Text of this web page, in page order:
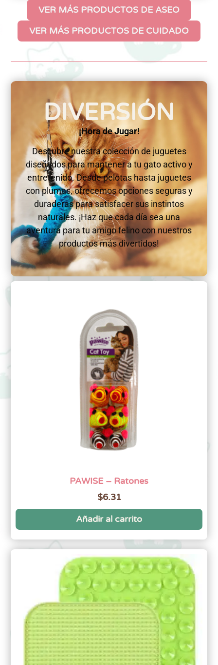
VER MÁS PRODUCTOS DE ASEO
VER MÁS PRODUCTOS DE CUIDADO
DIVERSIÓN
¡Hora de Jugar!
Descubre nuestra colección de juguetes
diseñados para mantener a tu gato activo y
entretenido. Desde pelotas hasta juguetes
con plumas, ofrecemos opciones seguras y
duraderas para satisfacer sus instintos
naturales. ¡Haz que cada día sea una
aventura para tu amigo felino con nuestros
productos más divertidos!
PAWISE – Ratones
$6.31
Añadir al carrito